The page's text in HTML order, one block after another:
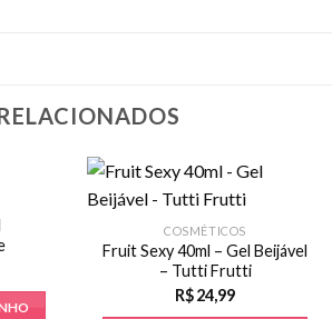
COSMÉTICOS
Fruit Sexy 40ml – Gel Beijável
– Tutti Frutti
R$ 24,99